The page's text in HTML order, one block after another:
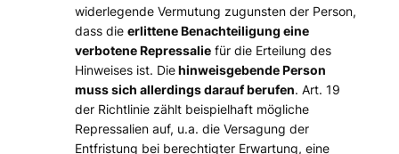
widerlegende Vermutung zugunsten der Person,
dass die erlittene Benachteiligung eine
verbotene Repressaliefür die Erteilung des
Hinweises ist. Diehinweisgebende Person
muss sich allerdings darauf berufen. Art. 19
der Richtlinie zählt beispielhaft mögliche
Repressalien auf, u.a. die Versagung der
Entfristung bei berechtigter Erwartung, eine